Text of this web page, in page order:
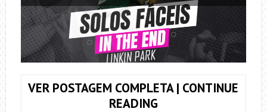
VER POSTAGEM COMPLETA | CONTINUE
READINGCOMO